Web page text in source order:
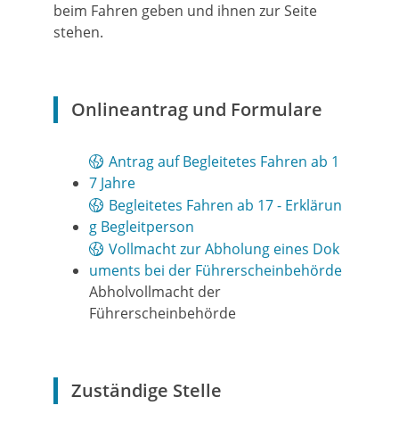
beim Fahren geben und ihnen zur Seite
stehen.
Onlineantrag und Formulare
Antrag auf Begleitetes Fahren ab 1
7 Jahre
Begleitetes Fahren ab 17 - Erklärun
g Begleitperson
Vollmacht zur Abholung eines Dok
uments bei der Führerscheinbehörde
Abholvollmacht der
Führerscheinbehörde
Zuständige Stelle